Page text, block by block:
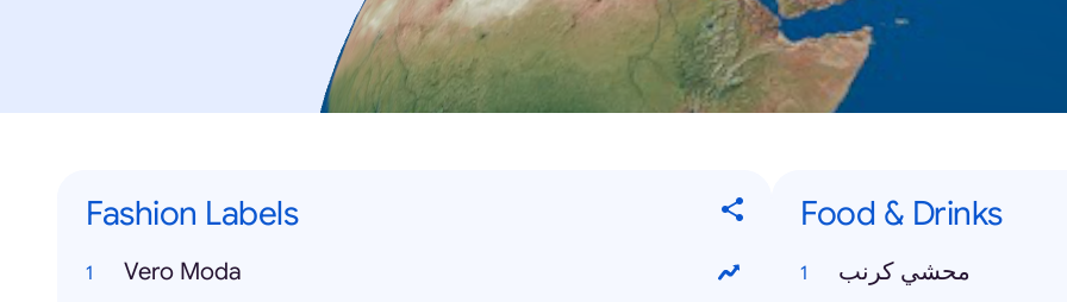
Fashion Labels
Vero Moda
Food & Drinks
محشي كرنب